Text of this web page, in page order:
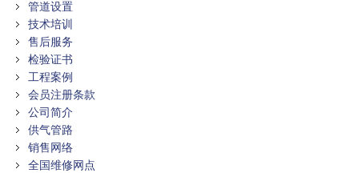
管道设置
技术培训
售后服务
检验证书
工程案例
会员注册条款
公司简介
供气管路
销售网络
全国维修网点